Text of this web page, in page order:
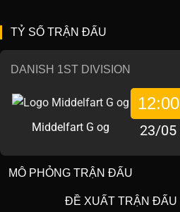
TỶ SỐ TRẬN ĐẤU
DANISH 1ST DIVISION
Middelfart G og
12:00
23/05
MÔ PHỎNG TRẬN ĐẤU
ĐỀ XUẤT TRẬN ĐẤU